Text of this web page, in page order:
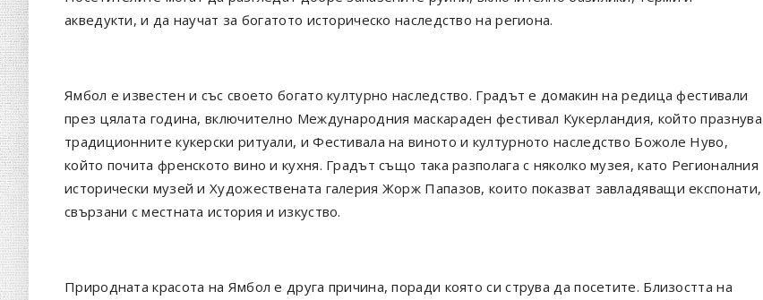
акведукти, и да научат за богатото историческо наследство на региона.
Ямбол е известен и със своето богато културно наследство. Градът е домакин на редица фестивали
през цялата година, включително Международния маскараден фестивал Кукерландия, който празнува
традиционните кукерски ритуали, и Фестивала на виното и културното наследство Божоле Нуво,
който почита френското вино и кухня. Градът също така разполага с няколко музея, като Регионалния
исторически музей и Художествената галерия Жорж Папазов, които показват завладяващи експонати,
свързани с местната история и изкуство.
Природната красота на Ямбол е друга причина, поради която си струва да посетите. Близостта на